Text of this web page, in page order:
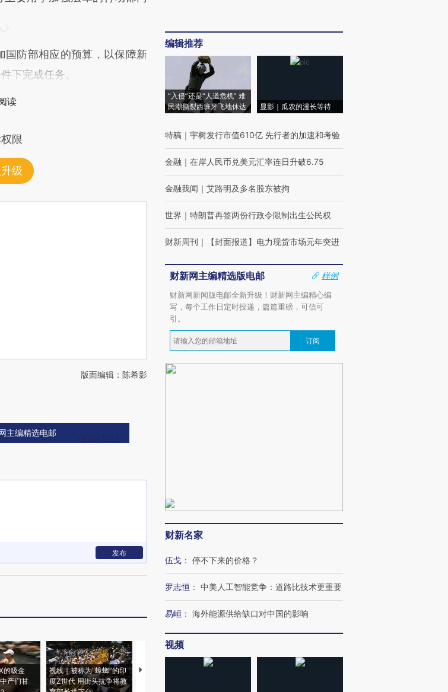
防部相应的预算，以保障新
下完成任务。
读
限
级
版面编辑：陈希影
主编精选电邮
发布
的吸金
产们甘
视线｜被称为“蟑螂”的印
度Z世代 用街头抗争将教
视线｜“入侵”还是“人道危
编辑推荐
“入侵”还是“人道危机” 难
民潮撕裂西班牙飞地休达
显影｜瓜农的漫长等待
特稿 ｜ 宇树发行市值610亿 先行者的加速和考验
金融 ｜ 在岸人民币兑美元汇率连日升破6.75
金融我闻 ｜ 艾路明及多名股东被拘
世界 ｜ 特朗普再签两份行政令限制出生公民权
财新周刊 ｜ 【封面报道】电力现货市场元年突进
财新网主编精选版电邮
样例
财新网新闻版电邮全新升级！财新网主编精心编
写，每个工作日定时投递，篇篇重磅，可信可
引。
订阅
财新名家
伍戈 ： 停不下来的价格？
罗志恒 ： 中美人工智能竞争：道路比技术更重要
易峘 ： 海外能源供给缺口对中国的影响
视频